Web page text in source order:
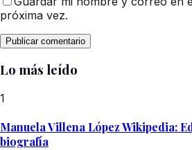
próxima vez.
Lo más leído
1
Manuela Villena López Wikipedia:
biografía